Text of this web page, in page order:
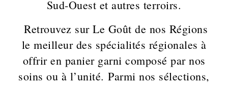
Sud-Ouest et autres terroirs.
Retrouvez sur Le Goût de nos Régions
le meilleur des spécialités régionales à
offrir en panier garni composé par nos
soins ou à l’unité.Parmi nos sélections,